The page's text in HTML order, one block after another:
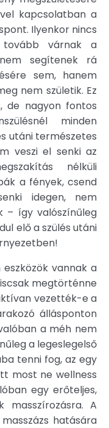
kapcsolatban a
Ilyenkor nincs
tovább várnak a
segítenek rá
sem, hanem
nem születik. Ez
de nagyon fontos
minden
utáni természetes
veszi el senki az
nélküli
a fények, csend
idegen, nem
– így valószínűleg
elő a szülés utáni
eszközök vannak a
megtörténne
vezették-e a
állásponton
a méh nem
a legeslegelső
tenni fog, az egy
most ne wellness
egy erőteljes,
masszírozásra. A
hatására